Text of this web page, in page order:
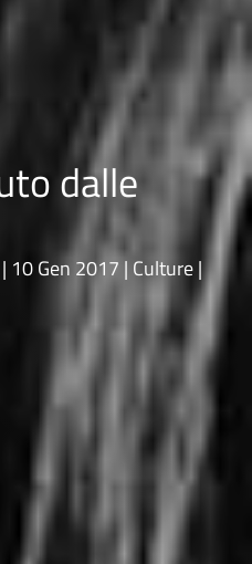
dalle
10 Gen 2017 Culture